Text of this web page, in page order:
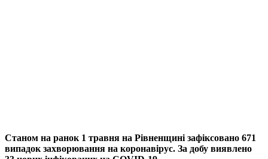
Станом на ранок 1 травня на Рівненщині зафіксовано 671
випадок захворювання на коронавірус. За добу виявлено